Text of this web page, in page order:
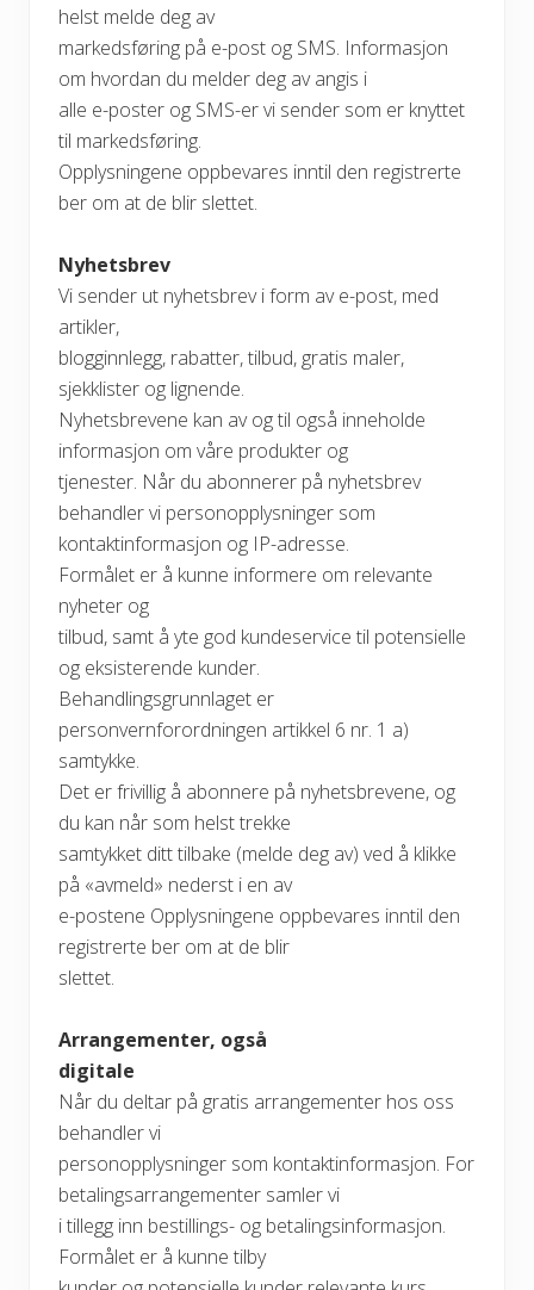
helst melde deg av
markedsføring på e-post og SMS. Informasjon
om hvordan du melder deg av angis i
alle e-poster og SMS-er vi sender som er knyttet
til markedsføring.
Opplysningene oppbevares inntil den registrerte
ber om at de blir slettet.
Nyhetsbrev
Vi sender ut nyhetsbrev i form av e-post, med
artikler,
blogginnlegg, rabatter, tilbud, gratis maler,
sjekklister og lignende.
Nyhetsbrevene kan av og til også inneholde
informasjon om våre produkter og
tjenester. Når du abonnerer på nyhetsbrev
behandler vi personopplysninger som
kontaktinformasjon og IP-adresse.
Formålet er å kunne informere om relevante
nyheter og
tilbud, samt å yte god kundeservice til potensielle
og eksisterende kunder.
Behandlingsgrunnlaget er
personvernforordningen artikkel 6 nr. 1 a)
samtykke.
Det er frivillig å abonnere på nyhetsbrevene, og
du kan når som helst trekke
samtykket ditt tilbake (melde deg av) ved å klikke
på «avmeld» nederst i en av
e-postene Opplysningene oppbevares inntil den
registrerte ber om at de blir
slettet.
Arrangementer, også
digitale
Når du deltar på gratis arrangementer hos oss
behandler vi
personopplysninger som kontaktinformasjon. For
betalingsarrangementer samler vi
i tillegg inn bestillings- og betalingsinformasjon.
Formålet er å kunne tilby